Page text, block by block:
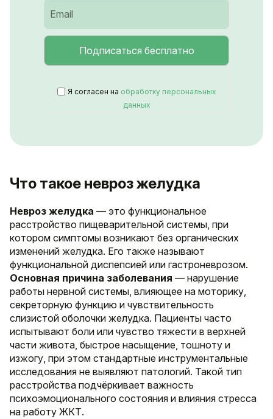
Я согласен на обработку персональных
данных
Что такое невроз желудка
Невроз желудка — это функциональное
расстройство пищеварительной системы, при
котором симптомы возникают без органических
изменений желудка. Его также называют
функциональной диспепсией или гастроневрозом.
Основная причина заболевания — нарушение
работы нервной системы, влияющее на моторику,
секреторную функцию и чувствительность
слизистой оболочки желудка. Пациенты часто
испытывают боли или чувство тяжести в верхней
части живота, быстрое насыщение, тошноту и
изжогу, при этом стандартные инструментальные
исследования не выявляют патологий. Такой тип
расстройства подчёркивает важность
психоэмоционального состояния и влияния стресса
на работу ЖКТ.